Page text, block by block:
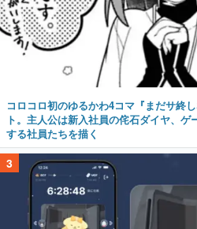
コロコロ初のゆるかわ4コマ『まだサ終
ト。主人公は新入社員の侘石ダイヤ、
する社員たちを描く
3